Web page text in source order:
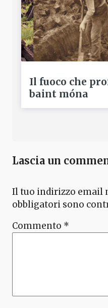
Il fuoco che
baint móna
Lascia un
Il tuo indirizzo email
obbligatori sono
Commento *